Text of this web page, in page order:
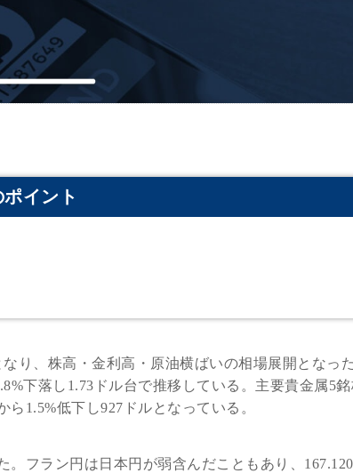
イント
り、株高・金利高・原油横ばいの相場展開となっ
下落し1.73ドル台で推移している。主要貴金属5銘
1.5%低下し927ドルとなっている。
フラン円は日本円が弱含んだこともあり、